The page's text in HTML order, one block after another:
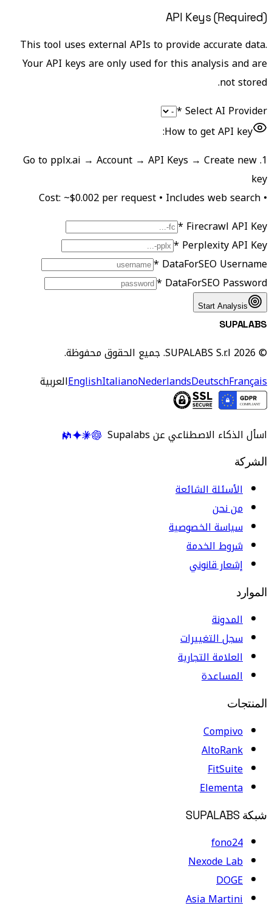
API Keys (Required)
This tool uses external APIs to provide accurate data.
Your API keys are only used for this analysis and are
not stored.
Select AI Provider *
How to get API key:
1. Go to pplx.ai → Account → API Keys → Create new
key
• Cost: ~$0.002 per request • Includes web search
Firecrawl API Key *
Perplexity API Key *
DataForSEO Username *
DataForSEO Password *
Start Analysis
SUPALABS
© 2026 SUPALABS S.r.l. جميع الحقوق محفوظة.
EnglishItalianoNederlandsDeutschFrançais العربية
اسأل الذكاء الاصطناعي عن Supalabs
الشركة
الأسئلة الشائعة
من نحن
سياسة الخصوصية
شروط الخدمة
إشعار قانوني
الموارد
المدونة
سجل التغييرات
العلامة التجارية
المساعدة
المنتجات
Compivo
AltoRank
FitSuite
Elementa
شبكة SUPALABS
fono24
Nexode Lab
DOGE
Asia Martini